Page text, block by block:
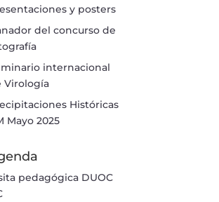
y posters
del concurso de
internacional
Virología
Históricas
Mayo 2025
pedagógica DUOC